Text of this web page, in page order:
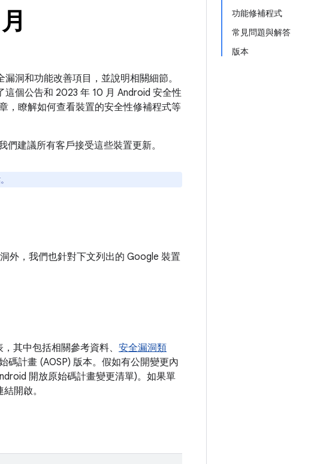
功能修補程式
常見問題與解答
版本
洞和功能改善項目，並說明相關細節。
個公告和 2023 年 10 月 Android 安全性
，瞭解如何查看裝置的安全性修補程式等
建議所有客戶接受這些裝置更新。
外，我們也針對下文列出的 Google 裝置
其中包括相關參考資料、 安全漏洞類
碼計畫 (AOSP) 版本。假如有公開變更內
開放原始碼計畫變更清單)。如果單
開啟。